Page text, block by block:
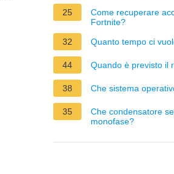
25
Come recuperare
Fortnite?
32
Quanto tempo ci
44 Quando è previsto il
38 Che sistema
35
Che condensatore
monofase?